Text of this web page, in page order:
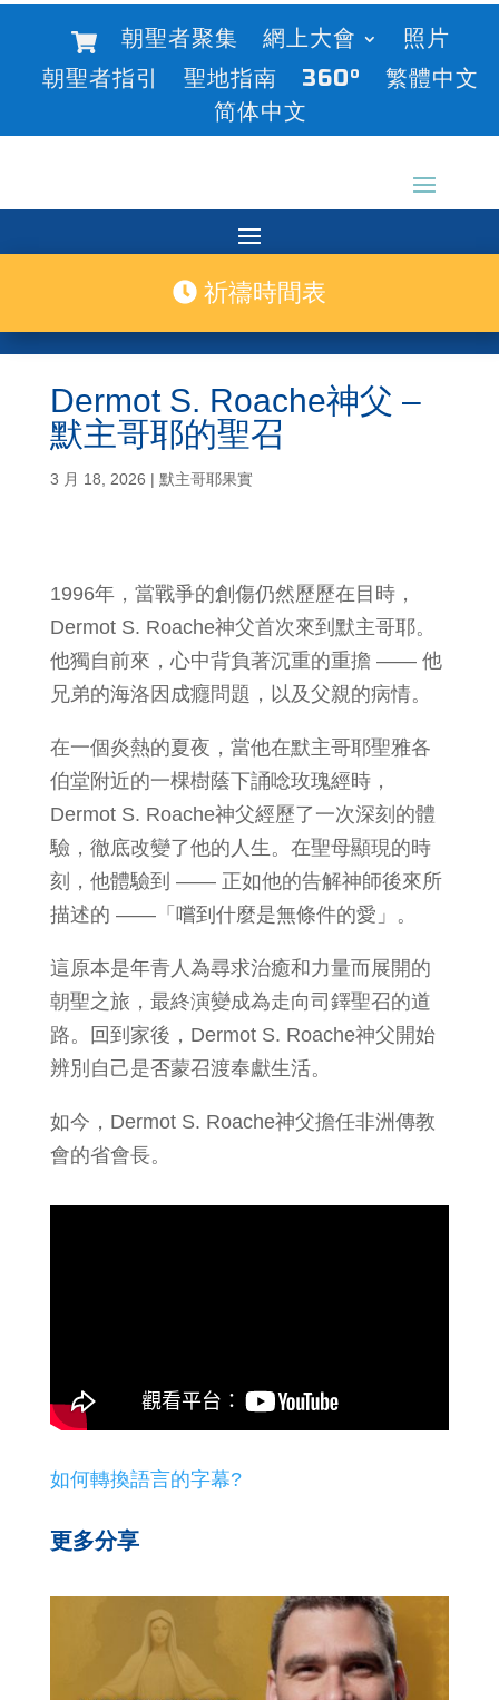
朝聖者聚集 網上大會
照片
朝聖者指引
聖地指南 360°
繁體中文
简体中文
祈禱時間表
Dermot S. Roache神父 –
默主哥耶的聖召
3 月 18, 2026 | 默主哥耶果實
1996年，當戰爭的創傷仍然歷歷在目時，
Dermot S. Roache神父首次來到默主哥耶。
他獨自前來，心中背負著沉重的重擔 —— 他
兄弟的海洛因成癮問題，以及父親的病情。
在一個炎熱的夏夜，當他在默主哥耶聖雅各
伯堂附近的一棵樹蔭下誦唸玫瑰經時，
Dermot S. Roache神父經歷了一次深刻的體
驗，徹底改變了他的人生。在聖母顯現的時
刻，他體驗到 —— 正如他的告解神師後來所
描述的 ——「嚐到什麼是無條件的愛」。
這原本是年青人為尋求治癒和力量而展開的
朝聖之旅，最終演變成為走向司鐸聖召的道
路。回到家後，Dermot S. Roache神父開始
辨別自己是否蒙召渡奉獻生活。
如今，Dermot S. Roache神父擔任非洲傳教
會的省會長。
如何轉換語言的字幕?
更多分享